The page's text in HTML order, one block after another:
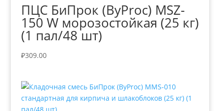
ПЦС БиПрок (ByProc) MSZ-
150 W морозостойкая (25 кг)
(1 пал/48 шт)
₽309.00